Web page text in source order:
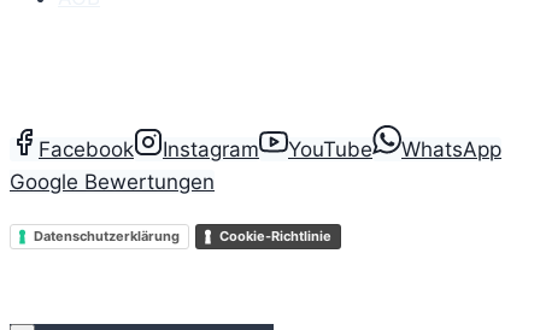
Facebook Instagram YouTube
WhatsApp
Google Bewertungen
Datenschutzerklärung Cookie-Richtlinie